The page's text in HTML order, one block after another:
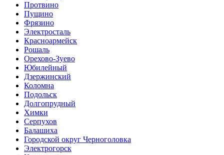
Протвино
Пущино
Фрязино
Электросталь
Красноармейск
Рошаль
Орехово-Зуево
Юбилейный
Дзержинский
Коломна
Подольск
Долгопрудный
Химки
Серпухов
Балашиха
Городской округ Черноголовка
Электрогорск